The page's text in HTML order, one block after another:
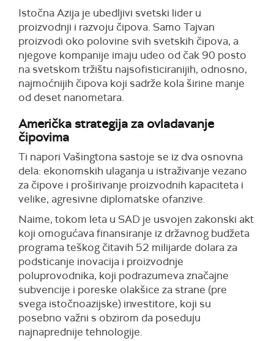
Istočna Azija je ubedljivi svetski lider u
proizvodnji i razvoju čipova. Samo Tajvan
proizvodi oko polovine svih svetskih čipova, a
njegove kompanije imaju udeo od čak 90 posto
na svetskom tržištu najsofisticiranijih, odnosno,
najmoćnijih čipova koji sadrže kola širine manje
od deset nanometara.
Američka strategija za ovladavanje
čipovima
Ti napori Vašingtona sastoje se iz dva osnovna
dela: ekonomskih ulaganja u istraživanje vezano
za čipove i proširivanje proizvodnih kapaciteta i
velike, agresivne diplomatske ofanzive.
Naime, tokom leta u SAD je usvojen zakonski akt
koji omogućava finansiranje iz državnog budžeta
programa teškog čitavih 52 milijarde dolara za
podsticanje inovacija i proizvodnje
poluprovodnika, koji podrazumeva značajne
subvencije i poreske olakšice za strane (pre
svega istočnoazijske) investitore, koji su
posebno važni s obzirom da poseduju
najnaprednije tehnologije.